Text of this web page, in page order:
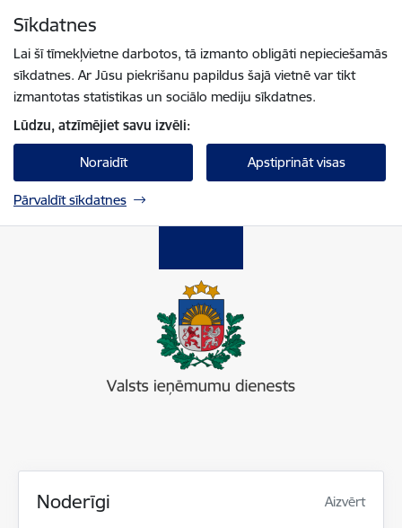
Sīkdatnes
Lai šī tīmekļvietne darbotos, tā izmanto obligāti nepieciešamās
sīkdatnes. Ar Jūsu piekrišanu papildus šajā vietnē var tikt
izmantotas statistikas un sociālo mediju sīkdatnes.
Lūdzu, atzīmējiet savu izvēli:
Noraidīt Apstiprināt visas
Pārvaldīt sīkdatnes
Noderīgi Aizvērt